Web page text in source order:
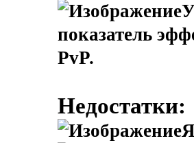
показатель
PvP.
Недостатки: